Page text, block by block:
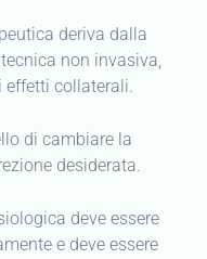
deriva dalla
non invasiva,
effetti collaterali.
di cambiare la
desiderata.
deve essere
e deve essere